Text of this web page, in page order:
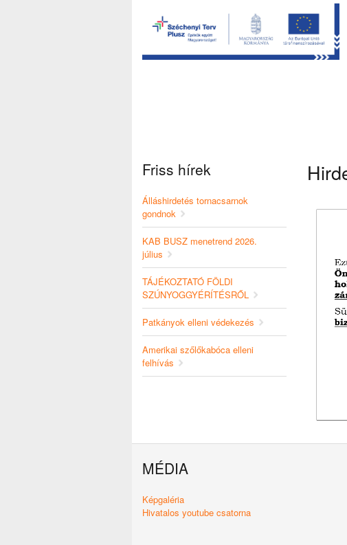
Friss hírek
Álláshirdetés tornacsarnok
gondnok
KAB BUSZ menetrend 2026.
július
TÁJÉKOZTATÓ FÖLDI
SZÚNYOGGYÉRÍTÉSRŐL
Patkányok elleni védekezés
Amerikai szőlőkabóca elleni
felhívás
MÉDIA
Képgaléria
Hivatalos youtube csatorna